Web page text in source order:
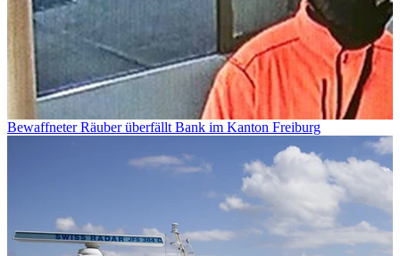
Bewaffneter Räuber überfällt Bank im Kanton Freiburg